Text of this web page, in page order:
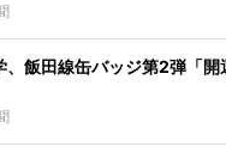
、飯田線缶バッジ第2弾「